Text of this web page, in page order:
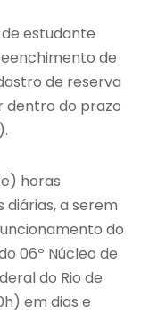
estudante
de
de reserva
dentro do prazo
horas
a serem
do
06º Núcleo de
do Rio de
em dias e